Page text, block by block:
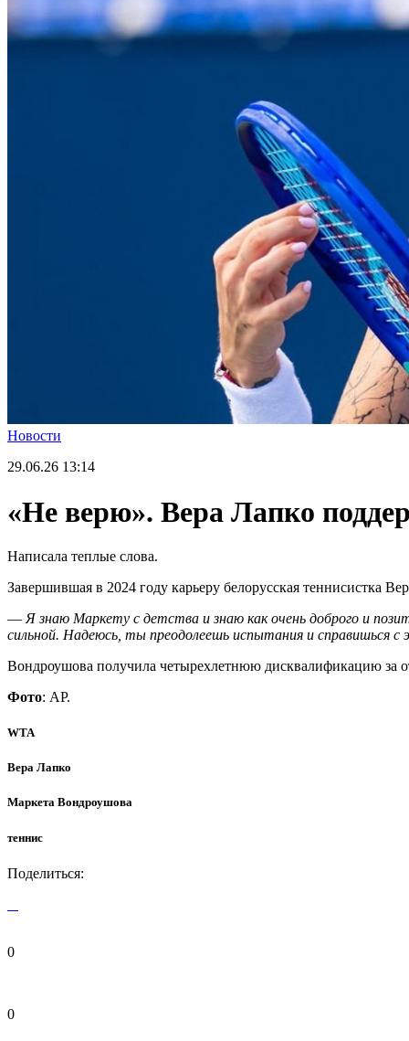
Новости
29.06.26 13:14
«Не верю». Вера Лапко
Написала теплые слова.
Завершившая в 2024 году карьеру белорусская теннисистка
— Я знаю Маркету с детства и знаю как очень доброго и
сильной. Надеюсь, ты преодолеешь испытания и справишься с
Вондроушова получила четырехлетнюю дисквалификацию за
Фото: AP.
WTA
Вера Лапко
Маркета Вондроушова
теннис
Поделиться:
0
0